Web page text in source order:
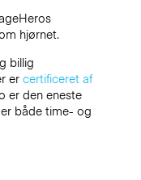
hjørnet.
billig
er certificeret af
er den eneste
både time- og